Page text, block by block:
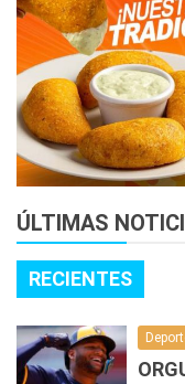
ÚLTIMAS
RECIENTES